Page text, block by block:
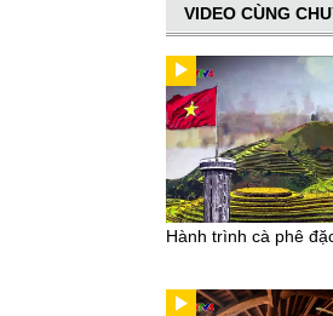
VIDEO CÙNG
Hành trình cà phê